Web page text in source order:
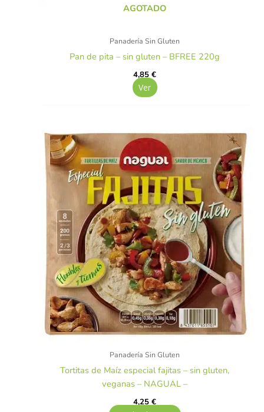
AGOTADO
Panadería Sin Gluten
Pan de pita – sin gluten – BFREE 220g
4,85€
Ver
Panadería Sin Gluten
Tortitas de Maíz especial fajitas – sin gluten,
veganas – NAGUAL –
4,25€